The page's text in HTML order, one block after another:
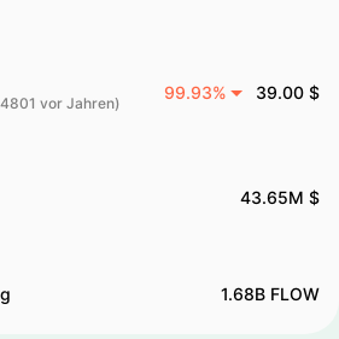
vor Jahren)
99.93% 39.00 $
43.65M $
1.68B FLOW